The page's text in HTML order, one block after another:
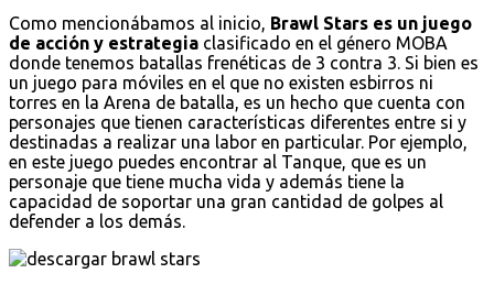
Como mencionábamos al inicio, Brawl Stars es un juego
de acción y estrategia clasificado en el género MOBA
donde tenemos batallas frenéticas de 3 contra 3. Si bien es
un juego para móviles en el que no existen esbirros ni
torres en la Arena de batalla, es un hecho que cuenta con
personajes que tienen características diferentes entre si y
destinadas a realizar una labor en particular. Por ejemplo,
en este juego puedes encontrar al Tanque, que es un
personaje que tiene mucha vida y además tiene la
capacidad de soportar una gran cantidad de golpes al
defender a los demás.